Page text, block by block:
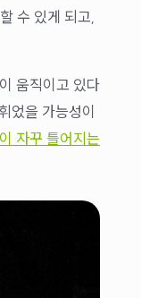
수 있게 되고,
움직이고 있다
었을 가능성이
자꾸 틀어지는